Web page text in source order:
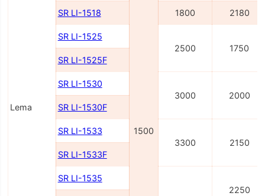
Lema
1500
SR LI-1518 1800 2180
SR LI-1525
2500
1750
SR LI-1525F
SR LI-1530
3000
2000
SR LI-1530F
SR LI-1533
3300
2150
SR LI-1533F
SR LI-1535
2250